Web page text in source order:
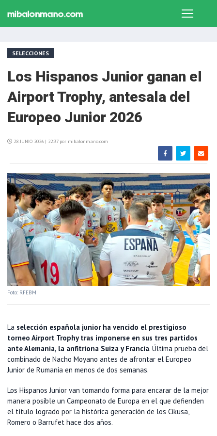
SELECCIONES
Los Hispanos Junior ganan el
Airport Trophy, antesala del
Europeo Junior 2026
28 JUNIO 2026 | 22:37 por mibalonmano.com
Foto: RFEBM
La selección española junior ha vencido el prestigioso
torneo Airport Trophy tras imponerse en sus tres partidos
ante Alemania, la anfitriona Suiza y Francia. Última prueba del
combinado de Nacho Moyano antes de afrontar el Europeo
Junior de Rumania en menos de dos semanas.
Los Hispanos Junior van tomando forma para encarar de la mejor
manera posible un Campeonato de Europa en el que defienden
el título logrado por la histórica generación de los Cikusa,
Romero o Barrufet hace dos años.